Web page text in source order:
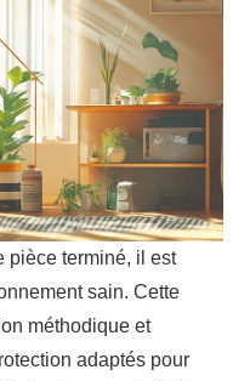
pièce terminé, il est
sain. Cette
méthodique et
adaptés pour